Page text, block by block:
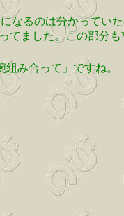
なるのは分かってい
ました。この部分
み合って」ですね。